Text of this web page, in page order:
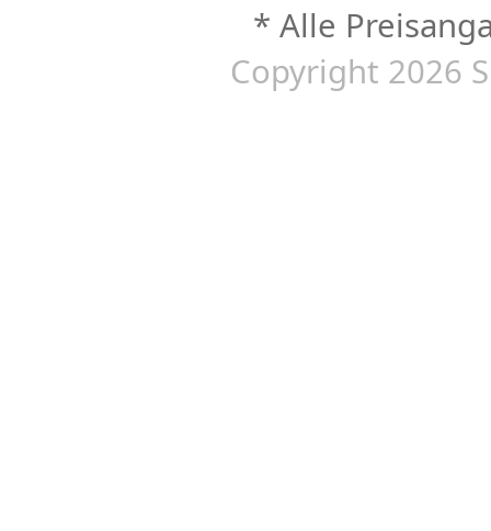
* Alle
Copyright 2026